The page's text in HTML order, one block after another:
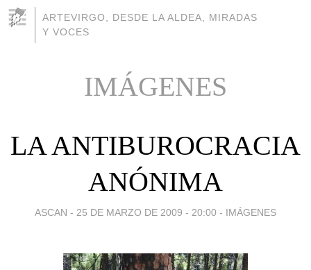
ARTEVIRGO, DESDE LA ALDEA, MIRADAS
Y VOCES
IMÁGENES
LA ANTIBUROCRACIA
ANÓNIMA
ASCAN - 25 DE MARZO DE 2009 - 20:00 - IMÁGENES